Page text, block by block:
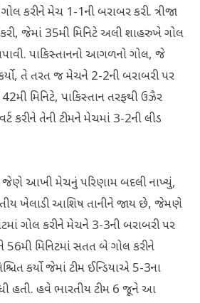
કરીને મેચ 1-1ની બરાબર કરી. ત્રીજા
કરી, જેમાં 35મી મિનિટે અલી શાહરુખે ગોલ
પાકિસ્તાનનો આગળનો ગોલ, જે
તે તરત જ મેચને 2-2ની બરાબરી પર
42મી મિનિટે, પાકિસ્તાન તરફથી ઉઝૈર
કરીને તેની ટીમને મેચમાં 3-2ની લીડ
જેણે આખી મેચનું પરિણામ બદલી નાખ્યું,
ખેલાડી આશિષ તાનીને જાય છે, જેમણે
ગોલ કરીને મેચને 3-3ની બરાબરી પર
મિનિટમાં સતત બે ગોલ કરીને
કર્યો જેમાં ટીમ ઈન્ડિયાએ 5-3ના
હતી. હવે ભારતીય ટીમ 6 જૂને આ